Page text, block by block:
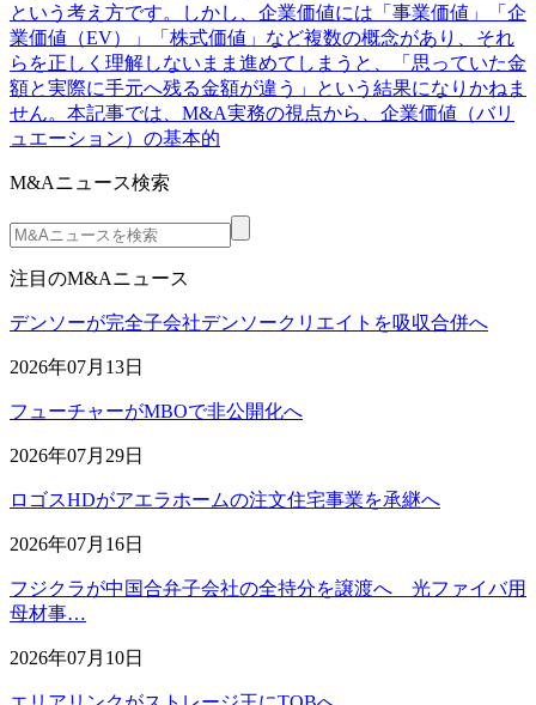
という考え方です。しかし、企業価値には「事業価値」「企
業価値（EV）」「株式価値」など複数の概念があり、それ
らを正しく理解しないまま進めてしまうと、「思っていた金
額と実際に手元へ残る金額が違う」という結果になりかねま
せん。本記事では、M&A実務の視点から、企業価値（バリ
ュエーション）の基本的
M&Aニュース検索
注目のM&Aニュース
デンソーが完全子会社デンソークリエイトを吸収合併へ
2026年07月13日
フューチャーがMBOで非公開化へ
2026年07月29日
ロゴスHDがアエラホームの注文住宅事業を承継へ
2026年07月16日
フジクラが中国合弁子会社の全持分を譲渡へ 光ファイバ用
母材事…
2026年07月10日